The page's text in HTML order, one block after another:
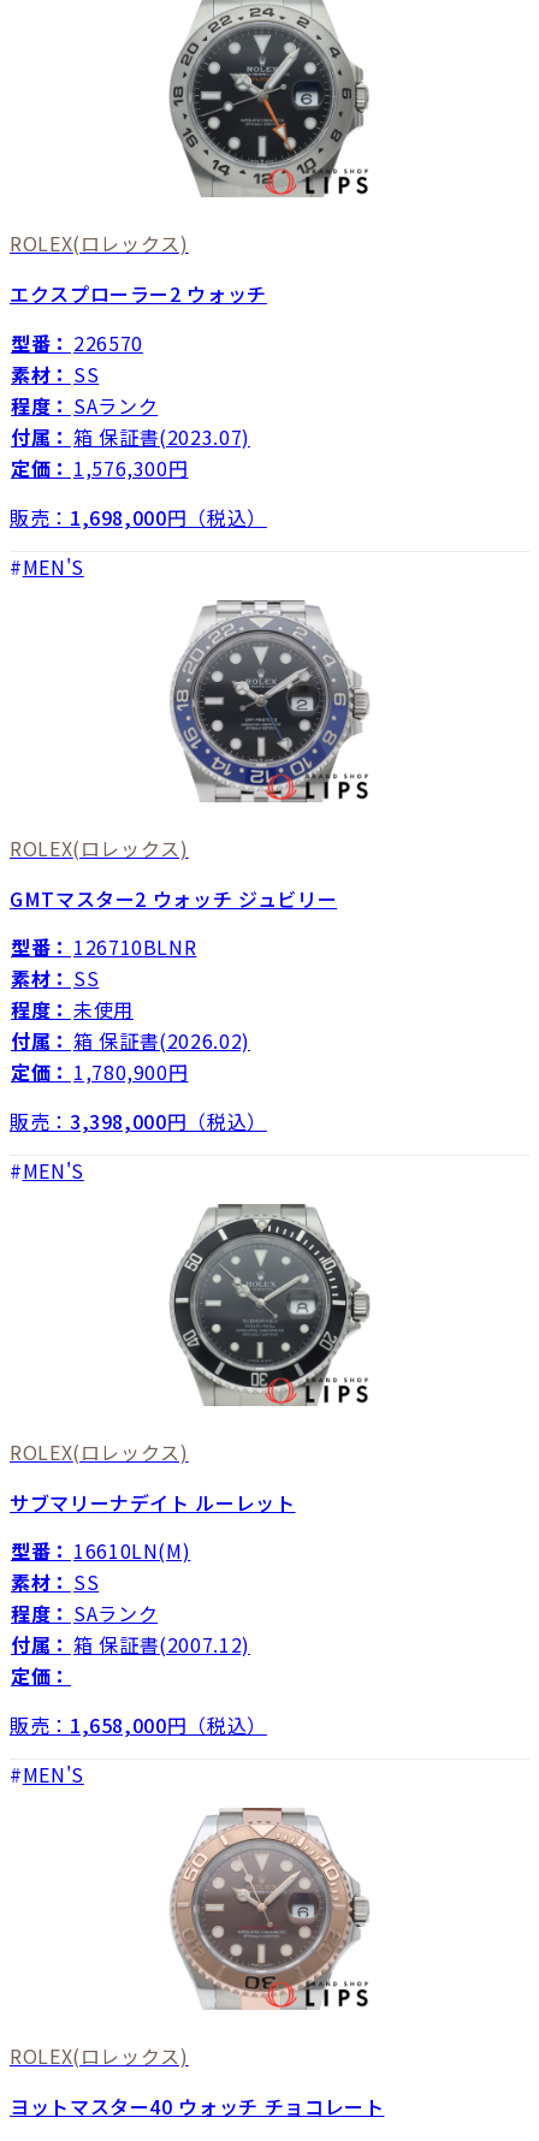
ROLEX(ロレックス)
エクスプローラー2 ウォッチ
型番： 226570
素材： SS
程度： SAランク
付属： 箱 保証書(2023.07)
定価： 1,576,300円
販売： 1,698,000円（税込）
MEN'S
ROLEX(ロレックス)
GMTマスター2 ウォッチ ジュビリー
型番： 126710BLNR
素材： SS
程度： 未使用
付属： 箱 保証書(2026.02)
定価： 1,780,900円
販売： 3,398,000円（税込）
MEN'S
ROLEX(ロレックス)
サブマリーナデイト ルーレット
型番： 16610LN(M)
素材： SS
程度： SAランク
付属： 箱 保証書(2007.12)
定価：
販売： 1,658,000円（税込）
MEN'S
ROLEX(ロレックス)
ヨットマスター40 ウォッチ チョコレート